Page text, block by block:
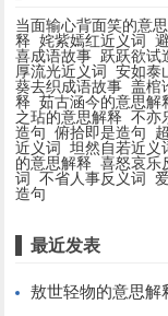
当面输心背面笑的意
释
姹紫嫣红近义词
喜成语故事 跃跃欲试
厚流光近义词
安如泰
葵去织成语故事 盖棺
释
茹古涵今的意思解
之玷的意思解释
不亦
造句
俯拾即是造句
近义词
坦然自若近义
的意思解释
喜怒哀乐
词
不省人事反义词
造句
最近发表
敖世轻物的意思解